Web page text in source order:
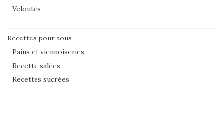
Veloutés
Recettes pour tous
Pains et viennoiseries
Recette salées
Recettes sucrées